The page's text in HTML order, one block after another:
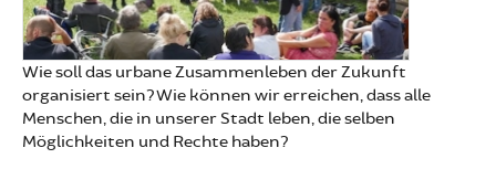
Wie soll das urbane Zusammenleben der Zukunft
organisiert sein? Wie können wir erreichen, dass alle
Menschen, die in unserer Stadt leben, die selben
Möglichkeiten und Rechte haben?